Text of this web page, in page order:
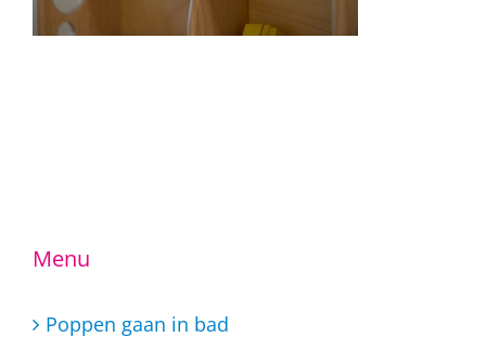
Menu
Poppen gaan in bad